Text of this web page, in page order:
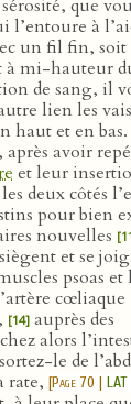
que
l’entoure à
un fil fin, soit
à mi-hauteur
de sang, il
lien les
haut et en
avoir
et leur
deux côtés
pour bien
nouvelles
et se
psoas et
cœliaque
[14] auprès des
alors
le de
rate, [Page 70 | LAT